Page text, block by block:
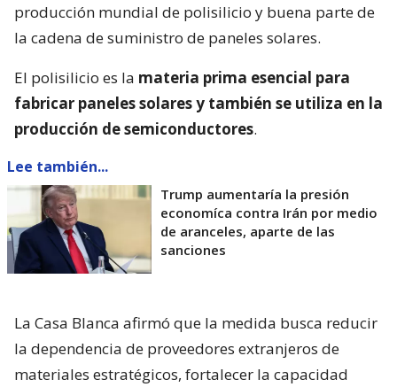
producción mundial de polisilicio y buena parte de
la cadena de suministro de paneles solares.
El polisilicio es la materia prima esencial para
fabricar paneles solares y también se utiliza en la
producción de semiconductores.
Lee también...
Trump aumentaría la presión
economíca contra Irán por medio
de aranceles, aparte de las
sanciones
La Casa Blanca afirmó que la medida busca reducir
la dependencia de proveedores extranjeros de
materiales estratégicos, fortalecer la capacidad